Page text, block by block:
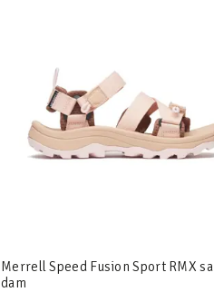
Merrell Speed Fusion Sport RMX
dam